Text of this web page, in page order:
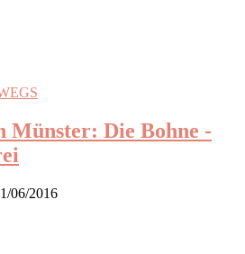
Münster: Die Bohne -
06/2016